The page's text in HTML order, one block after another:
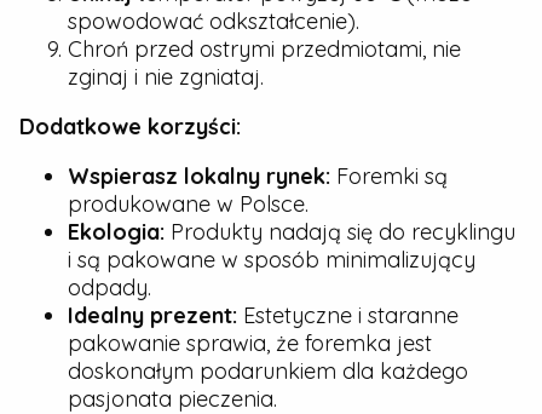
spowodować odkształcenie).
Chroń przed ostrymi przedmiotami, nie
zginaj i nie zgniataj.
Dodatkowe korzyści:
Wspierasz lokalny rynek: Foremki są
produkowane w Polsce.
Ekologia: Produkty nadają się do recyklingu
i są pakowane w sposób minimalizujący
odpady.
Idealny prezent: Estetyczne i staranne
pakowanie sprawia, że foremka jest
doskonałym podarunkiem dla każdego
pasjonata pieczenia.